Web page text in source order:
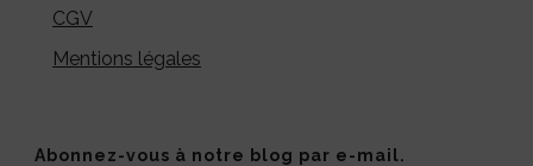
CGV
Mentions légales
Abonnez-vous à notre blog par e-mail.